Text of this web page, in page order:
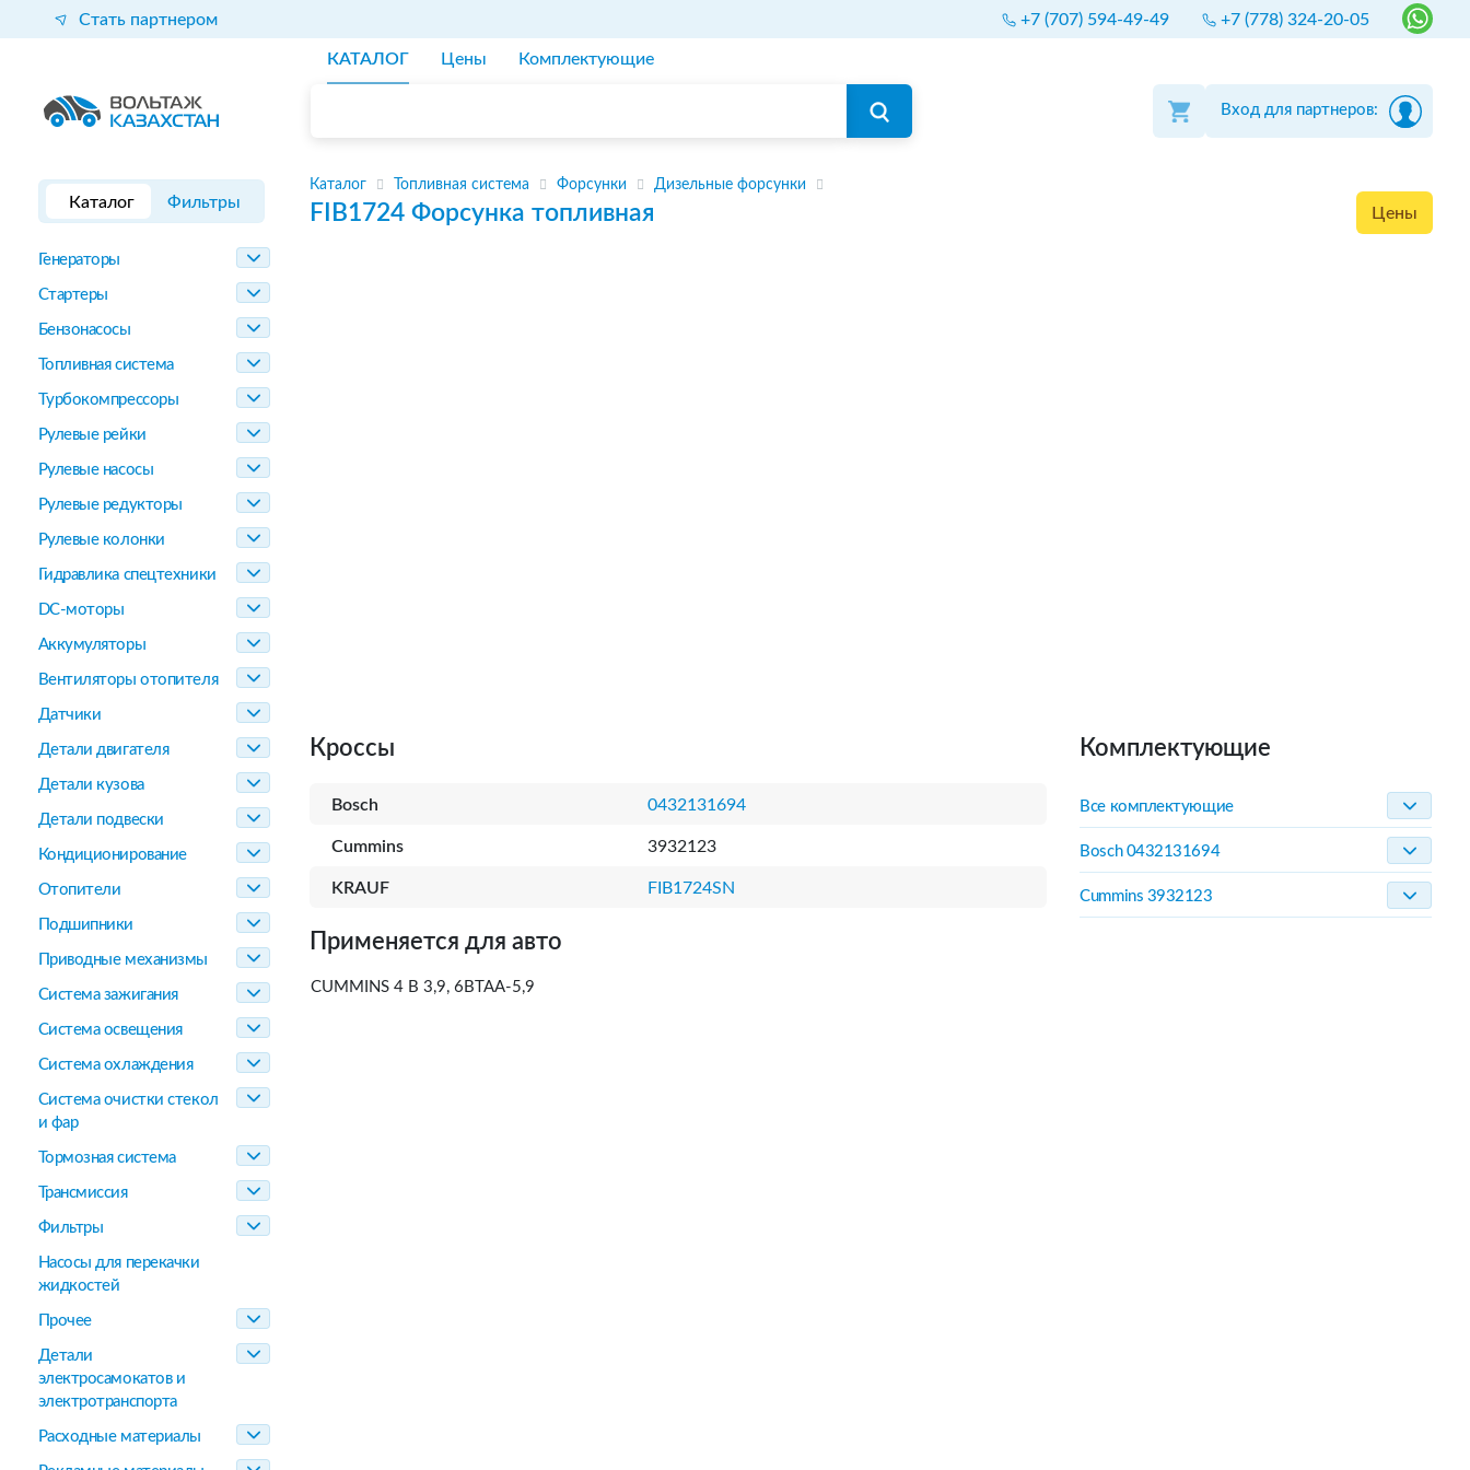
Стать партнером +7 (707) 594-49-49 +7 (778) 324-20-05
КАТАЛОГ Цены Комплектующие
Вход для партнеров:
Каталог Фильтры
Генераторы
Стартеры
Бензонасосы
Топливная система
Турбокомпрессоры
Рулевые рейки
Рулевые насосы
Рулевые редукторы
Рулевые колонки
Гидравлика спецтехники
DC-моторы
Аккумуляторы
Вентиляторы отопителя
Датчики
Детали двигателя
Детали кузова
Детали подвески
Кондиционирование
Отопители
Подшипники
Приводные механизмы
Система зажигания
Система освещения
Система охлаждения
Система очистки стекол
и фар
Тормозная система
Трансмиссия
Фильтры
Насосы для перекачки
жидкостей
Прочее
Детали
электросамокатов и
электротранспорта
Расходные материалы
Каталог Топливная система Форсунки Дизельные форсунки
FIB1724 Форсунка топливная Цены
Кроссы
Bosch 0432131694
Cummins 3932123
KRAUF FIB1724SN
Применяется для авто
CUMMINS 4 B 3,9, 6BTAA-5,9
Комплектующие
Все комплектующие
Bosch 0432131694
Cummins 3932123